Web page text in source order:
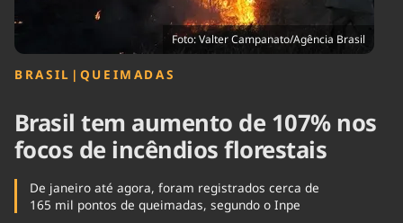
Foto: Valter Campanato/Agência Brasil
BRASIL | QUEIMADAS
Brasil tem aumento de 107% nos
focos de incêndios florestais
De janeiro até agora, foram registrados cerca de
165 mil pontos de queimadas, segundo o Inpe